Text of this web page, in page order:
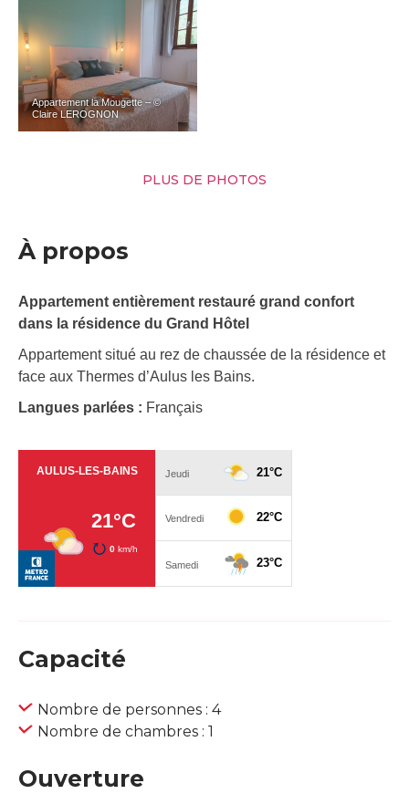
Appartement la Mougette – ©
Claire LEROGNON
PLUS DE PHOTOS
À propos
Appartement entièrement restauré grand confort
dans la résidence du Grand Hôtel
Appartement situé au rez de chaussée de la résidence et
face aux Thermes d’Aulus les Bains.
Langues parlées : Français
Capacité
Nombre de personnes : 4
Nombre de chambres : 1
Ouverture